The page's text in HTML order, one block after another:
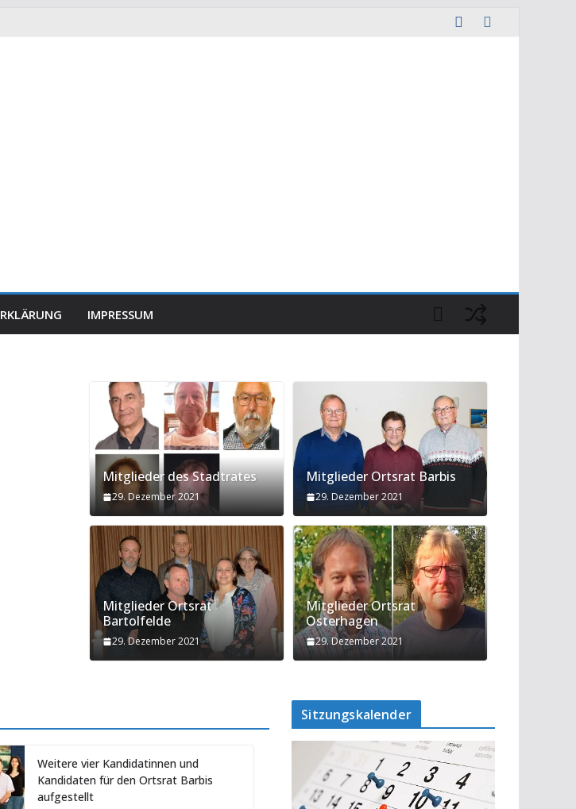
IMPRESSUM
Mitglieder des Stadtrates
29. Dezember 2021
Mitglieder Ortsrat Barbis
29. Dezember 2021
Mitglieder Ortsrat
Bartolfelde
29. Dezember 2021
Mitglieder Ortsrat
Osterhagen
29. Dezember 2021
Weitere vier Kandidatinnen und
Kandidaten für den Ortsrat Barbis
aufgestellt
Sitzungskalender